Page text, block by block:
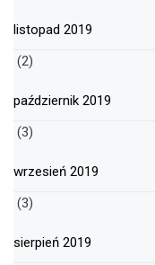
listopad 2019
(2)
październik 2019
(3)
wrzesień 2019
(3)
sierpień 2019